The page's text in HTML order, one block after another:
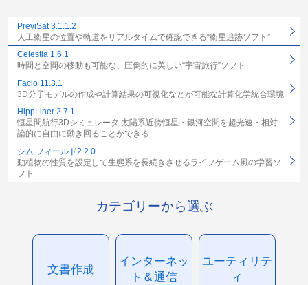
PreviSat 3.1.1.2
人工衛星の位置や軌道をリアルタイムで確認できる“衛星追跡ソフト”
Celestia 1.6.1
時間と空間の移動も可能な、圧倒的に美しい“宇宙旅行”ソフト
Facio 11.3.1
3D分子モデルの作成や計算結果の可視化などが可能な計算化学統合環境
HippLiner 2.7.1
恒星間航行3Dシミュレータ 太陽系近傍恒星・銀河空間を超光速・相対
論的に自由に動き回ることができる
シム フィールド2 2.0
動植物の性質を設定して生態系を長続きさせるライフゲーム風の学習ソ
フト
カテゴリーから選ぶ
文書作成
インターネッ
ト＆通信
ユーティリテ
ィ